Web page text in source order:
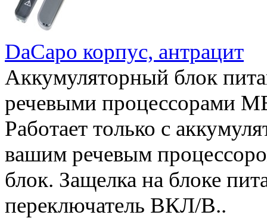
DaCapo корпус, антрацит
Аккумуляторный блок
речевыми процессорами
Работает только с
вашим речевым
блок. Защелка на блоке
переключатель ВКЛ/В..